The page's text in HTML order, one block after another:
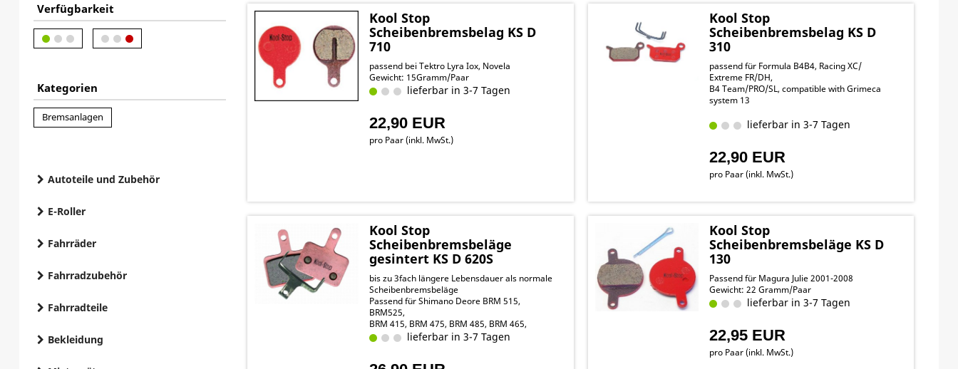
Verfügbarkeit
Kategorien
Bremsanlagen
Autoteile und Zubehör
E-Roller
Fahrräder
Fahrradzubehör
Fahrradteile
Bekleidung
Kool Stop
Scheibenbremsbelag KS D
710
passend bei Tektro Lyra Iox, Novela
Gewicht: 15Gramm/Paar
lieferbar in 3-7 Tagen
22,90 EUR
pro Paar (inkl. MwSt.)
Kool Stop
Scheibenbremsbelag KS D
310
passend für Formula B4B4, Racing XC/
Extreme FR/DH,
B4 Team/PRO/SL, compatible with Grimeca
system 13
lieferbar in 3-7 Tagen
22,90 EUR
pro Paar (inkl. MwSt.)
Kool Stop
Scheibenbremsbeläge
gesintert KS D 620S
bis zu 3fach längere Lebensdauer als normale
Scheibenbremsbeläge
Passend für Shimano Deore BRM 515,
BRM525,
BRM 415, BRM 475, BRM 485, BRM 465,
BRM495, BRM 615,
BRM 575, Nexave BRC 501, BRC 601, BRC 607
lieferbar in 3-7 Tagen
Kool Stop
Scheibenbremsbeläge KS D
130
Passend für Magura Julie 2001-2008
Gewicht: 22 Gramm/Paar
lieferbar in 3-7 Tagen
22,95 EUR
pro Paar (inkl. MwSt.)